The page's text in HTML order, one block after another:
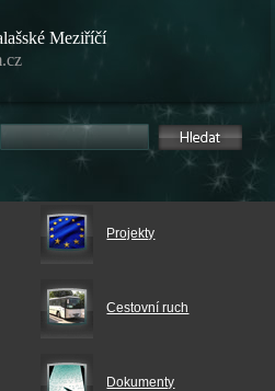
Meziříčí
Projekty
Cestovní ruch
Dokumenty